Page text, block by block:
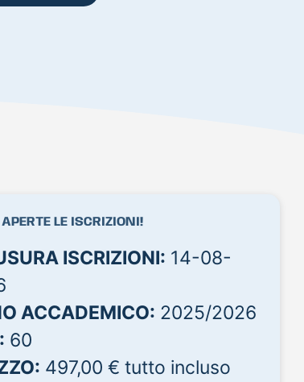
LE ISCRIZIONI!
ISCRIZIONI: 14-08-
ACCADEMICO: 2025/2026
60
497,00 € tutto incluso